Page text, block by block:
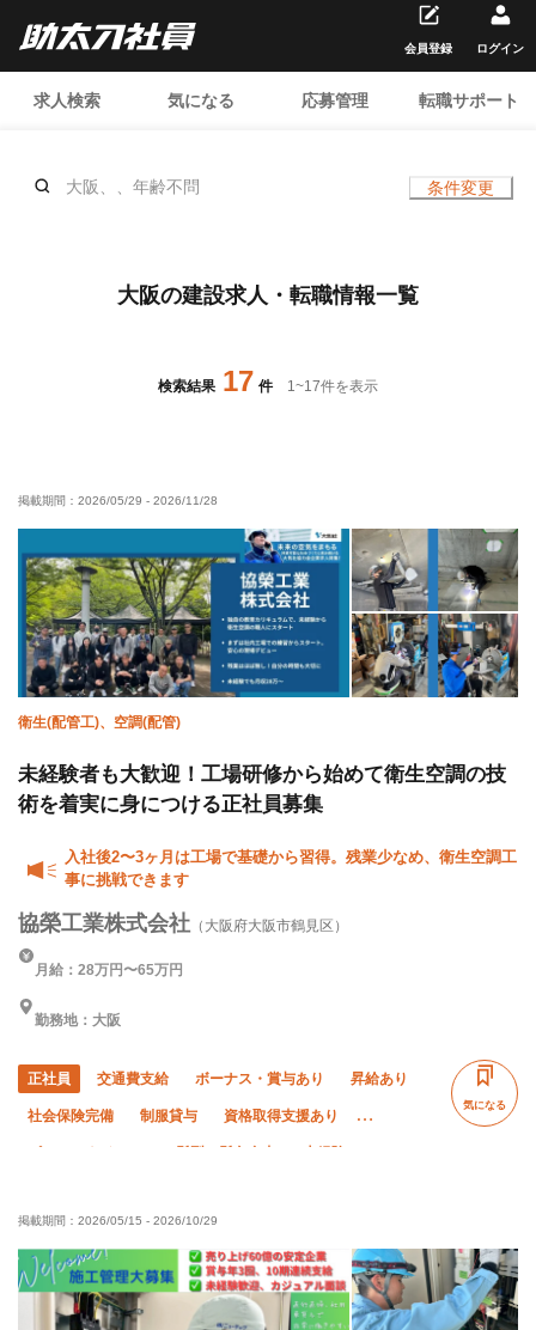
求人検索 気になる 応募管理 転職サポート
会員登録 ログイン
大阪、、年齢不問 条件変更
大阪の建設求人・転職情報一覧
検索結果 17 件 1~17件を表示
掲載期間： 2026/05/29 - 2026/11/28
衛生(配管工)、空調(配管)
未経験者も大歓迎！工場研修から始めて衛生空調の技
術を着実に身につける正社員募集
入社後2〜3ヶ月は工場で基礎から習得。残業少なめ、衛生空調工
事に挑戦できます
協榮工業株式会社 （大阪府大阪市鶴見区）
月給：28万円〜65万円
勤務地：大阪
正社員 交通費支給 ボーナス・賞与あり 昇給あり
社会保険完備 制服貸与 資格取得支援あり
ピアス・ネイルOK 髪型・髪色自由 未経験OK
残業月10時間以下 夜勤あり
転勤なし
気になる
掲載期間： 2026/05/15 - 2026/10/29